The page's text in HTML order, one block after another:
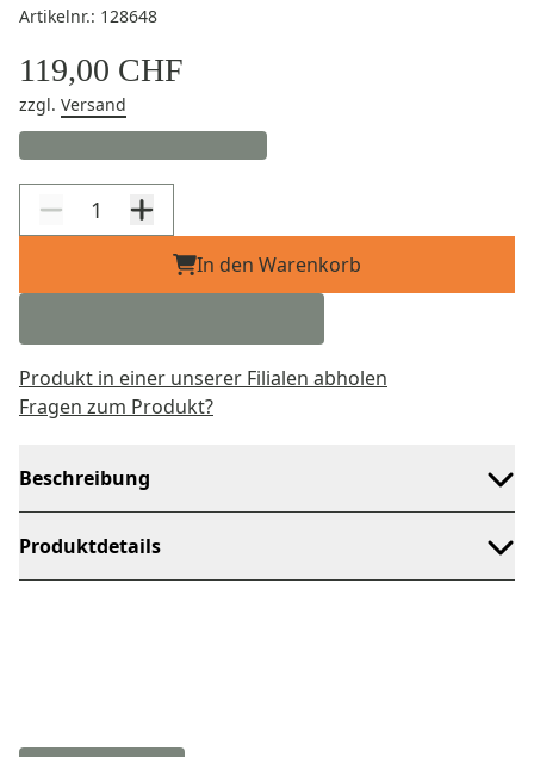
Artikelnr.: 128648
119,00 CHF
zzgl. Versand
In den Warenkorb
Produkt in einer unserer Filialen abholen
Fragen zum Produkt?
Beschreibung
Produktdetails